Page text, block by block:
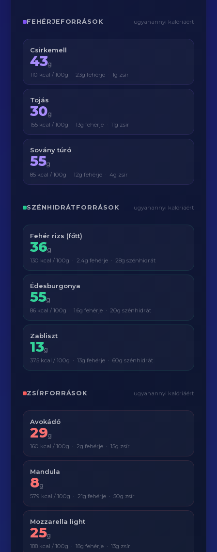
FEHÉRJEFORRÁSOK ugyanannyi kalóriáért
Csirkemell
43g
110 kcal / 100g · 23g fehérje · 1g zsír
Tojás
30g
155 kcal / 100g · 13g fehérje · 11g zsír
Sovány túró
55g
85 kcal / 100g · 12g fehérje · 4g zsír
SZÉNHIDRÁTFORRÁSOK ugyanannyi kalóriáért
Fehér rizs (főtt)
36g
130 kcal / 100g · 2.4g fehérje · 28g szénhidrát
Édesburgonya
55g
86 kcal / 100g · 1.6g fehérje · 20g szénhidrát
Zabliszt
13g
375 kcal / 100g · 13g fehérje · 60g szénhidrát
ZSÍRFORRÁSOK ugyanannyi kalóriáért
Avokádó
29g
160 kcal / 100g · 2g fehérje · 15g zsír
Mandula
8g
579 kcal / 100g · 21g fehérje · 50g zsír
Mozzarella light
25g
188 kcal / 100g · 18g fehérje · 13g zsír